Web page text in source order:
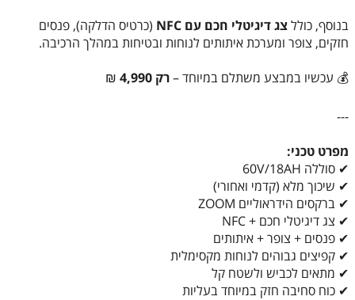
בנוסף, כוללצגדיגיטלי חכם עם NFC (כרטיס הדלקה), פנסים
חזקים, צופר ומערכת איתותים לנוחות ובטיחות במהלך הרכיבה.
💰 עכשיו במבצע משתלם במיוחד –רק 4,990
₪
---
מפרט טכני:
✔ סוללה 60V/18AH
✔ שיכוך מלא (קדמי ואחורי)
✔ ברקסים הידראוליים ZOOM
✔ צג דיגיטלי חכם + NFC
✔ פנסים + צופר + איתותים
✔ קפיצים גבוהים לנוחות מקסימלית
✔ מתאים לכביש ולשטח קל
✔ כוח סחיבה חזק במיוחד בעליות